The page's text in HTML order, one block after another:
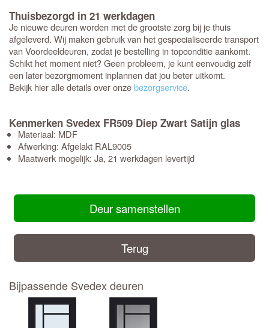
Thuisbezorgd in 21 werkdagen
Je nieuwe deuren worden met de grootste zorg bij je thuis
afgeleverd. Wij maken gebruik van het gespecialiseerde transport
van Voordeeldeuren, zodat je bestelling in topconditie aankomt.
Schikt het moment niet? Geen probleem, je kunt eenvoudig zelf
een later bezorgmoment inplannen dat jou beter uitkomt.
Bekijk hier alle details over onzebezorgservice.
Kenmerken Svedex FR509 Diep Zwart Satijn glas
Materiaal: MDF
Afwerking: Afgelakt RAL9005
Maatwerk mogelijk: Ja, 21 werkdagen levertijd
Deur samenstellen
Terug
Bijpassende Svedex deuren